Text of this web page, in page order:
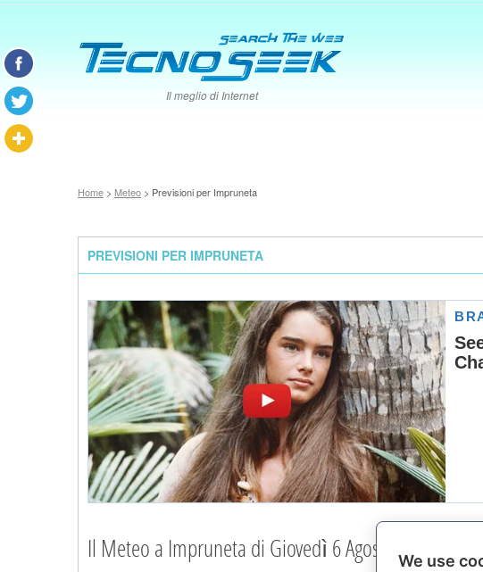
Il meglio di Internet
Home > Meteo > Previsioni per Impruneta
PREVISIONI PER IMPRUNETA
Il Meteo a Impruneta di Giovedì 6 Agosto We use